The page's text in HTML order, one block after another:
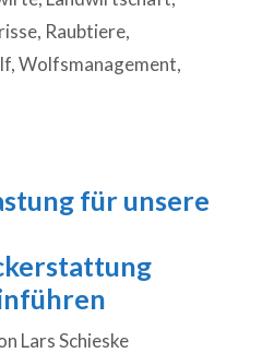
, Raubtiere,
,Wolfsmanagement,
für unsere
Lars Schieske